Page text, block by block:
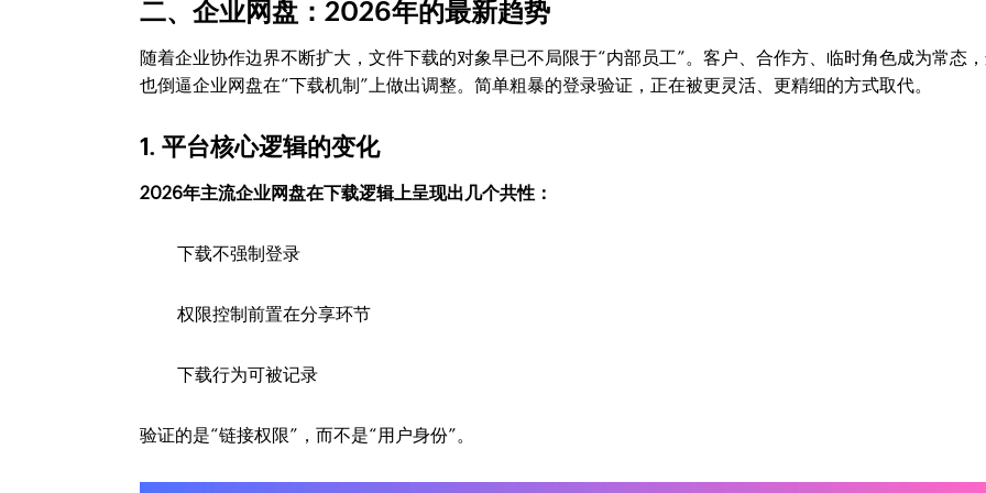
二、企业网盘：2026年的最新趋势
随着企业协作边界不断扩大，文件下载的对象早已不局限于“内部员工”。客户、合作方、临时角色成为常态
也倒逼企业网盘在“下载机制”上做出调整。简单粗暴的登录验证，正在被更灵活、更精细的方式取代。
1. 平台核心逻辑的变化
2026年主流企业网盘在下载逻辑上呈现出几个共性：
下载不强制登录
权限控制前置在分享环节
下载行为可被记录
验证的是“链接权限”，而不是“用户身份”。